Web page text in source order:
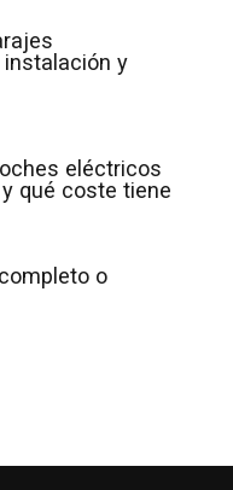
y
eléctricos
qué coste tiene
o